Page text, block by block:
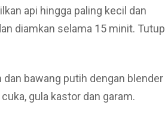
api hingga paling kecil dan
diamkan selama 15 minit. Tutup
bawang putih dengan blender
gula kastor dan garam.